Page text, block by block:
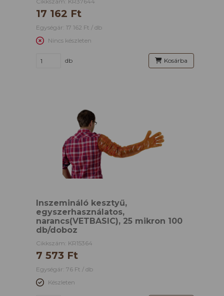
17 162 Ft
Egységár: 17 162 Ft / db
Nincs készleten
db Kosárba
Inszemináló kesztyű,
egyszerhasználatos,
narancs(VETBASIC), 25 mikron 100
db/doboz
Cikkszám: KR15364
7 573 Ft
Egységár: 76 Ft / db
Készleten